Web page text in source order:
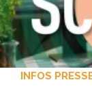
INFOS